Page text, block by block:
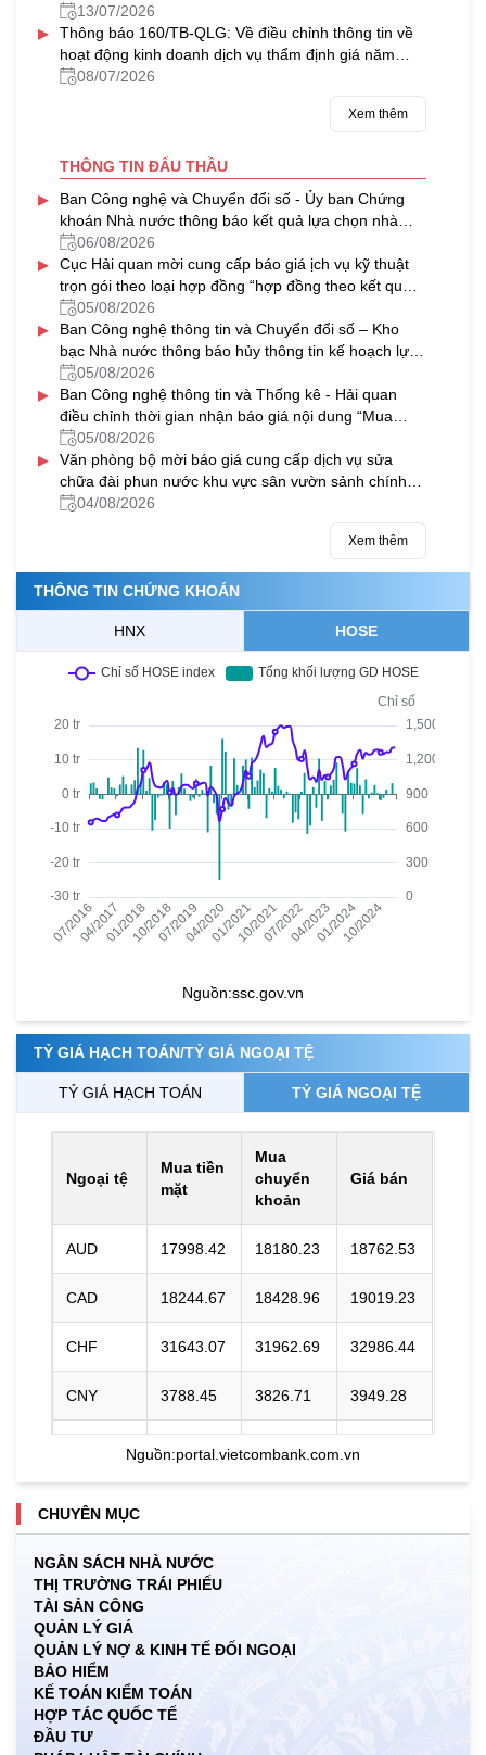
Thẩm định tài sản Việt Nam
13/07/2026
▸
Thông báo 160/TB-QLG: Về điều chỉnh thông tin về
hoạt động kinh doanh dịch vụ thẩm định giá năm
2026 tại Công ty CP Định giá HFC
08/07/2026
Xem thêm
THÔNG TIN ĐẤU THẦU
▸
Ban Công nghệ và Chuyển đổi số - Ủy ban Chứng
khoán Nhà nước thông báo kết quả lựa chọn nhà
thầu gói thầu “Thuê dịch vụ phần mềm gửi tin nhắn
(SMS) hỗ trợ một số hệ thống CNTT của Ủy ban
Chứng khoán Nhà nước giai đoạn 2026-2029”
06/08/2026
▸
Cục Hải quan mời cung cấp báo giá ịch vụ kỹ thuật
trọn gói theo loại hợp đồng “hợp đồng theo kết quả
đầu ra” cho các máy soi container của ngành Hải
quan
05/08/2026
▸
Ban Công nghệ thông tin và Chuyển đổi số – Kho
bạc Nhà nước thông báo hủy thông tin kế hoạch lựa
chọn nhà thầu Bảo hành máy chủ và nâng cấp phần
mềm sao lưu dữ liệu tại các KBNN địa phương
05/08/2026
▸
Ban Công nghệ thông tin và Thống kê - Hải quan
điều chỉnh thời gian nhận báo giá nội dung “Mua
sắm thay thế khẩn cấp một số trang thiết bị cốt lõi
của hệ thống VNACCS/VCIS”
05/08/2026
▸
Văn phòng bộ mời báo giá cung cấp dịch vụ sửa
chữa đài phun nước khu vực sân vườn sảnh chính
tại cơ quan Bộ Tài chính
04/08/2026
Xem thêm
THÔNG TIN CHỨNG KHOÁN
HNX HOSE
Nguồn:ssc.gov.vn
TỶ GIÁ HẠCH TOÁN/TỶ GIÁ NGOẠI TỆ
TỶ GIÁ HẠCH TOÁN TỶ GIÁ NGOẠI TỆ
Ngoại tệ
Mua tiền
mặt
Mua
chuyển
khoản
Giá bán
AUD 17998.42 18180.23 18762.53
CAD 18244.67 18428.96 19019.23
CHF 31643.07 31962.69 32986.44
CNY 3788.45 3826.71 3949.28
HKD 3249.71
JPY 160.42
KRW
Nguồn:portal.vietcombank.com.vn
CHUYÊN MỤC
NGÂN SÁCH NHÀ NƯỚC
THỊ TRƯỜNG TRÁI PHIẾU
TÀI SẢN CÔNG
QUẢN LÝ GIÁ
QUẢN LÝ NỢ & KINH TẾ ĐỐI NGOẠI
BẢO HIỂM
KẾ TOÁN KIỂM TOÁN
HỢP TÁC QUỐC TẾ
ĐẦU TƯ